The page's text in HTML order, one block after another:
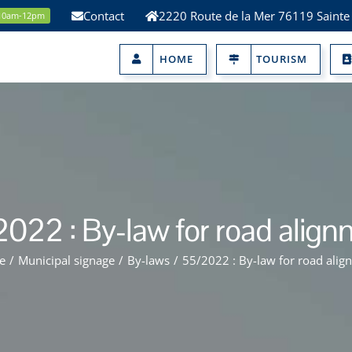
12pm Contact 2220 Route de la Mer 76119
HOME TOURISM
: By-law for road
/ Municipal signage / By-laws / 55/2022 : By-law for road